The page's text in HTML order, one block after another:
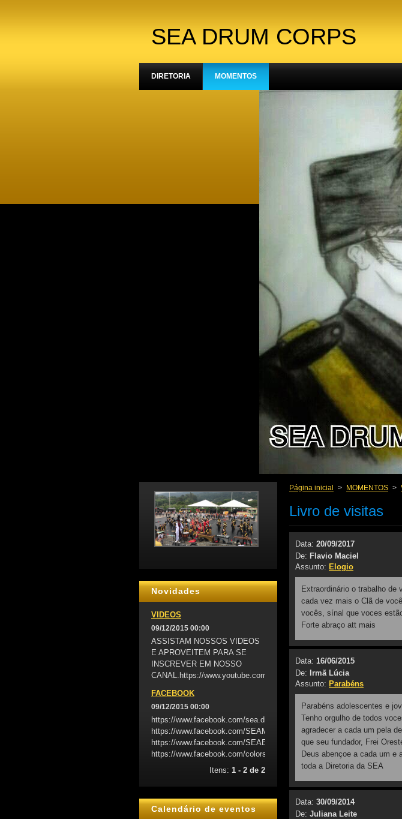
SEA DRUM CORPS
Página inicial > MOMENTOS >
Livro de visitas
Data: 20/09/2017
De: Flavio Maciel
Assunto: Elogio
Extraordinário o trabalho
cada vez mais o Clã de
vocês, sínal que voces
Forte abraço att mais
Data: 16/06/2015
De:
Irmã Lúcia
Assunto: Parabéns
Parabéns adolescentes e
Tenho orgulho de todos
agradecer a cada um pela
que seu fundador, Frei
Deus abençoe a cada um e
toda a Diretoria da SEA
Data: 30/09/2014
De: Juliana Leite
Novidades
VIDEOS
09/12/2015 00:00
ASSISTAM NOSSOS VIDEOS
E APROVEITEM PARA SE
INSCREVER EM NOSSO
CANAL.https://www.youtube.com/user/seadrumcorps
FACEBOOK
09/12/2015 00:00
https://www.facebook.com/sea.drumcorps/
https://www.facebook.com/SEAMARCHINGBAND/
https://www.facebook.com/SEAEXCOMPONENTES/
https://www.facebook.com/colorsdc/
Itens: 1 - 2 de 2
Calendário de eventos
DIRETORIA MOMENTOS